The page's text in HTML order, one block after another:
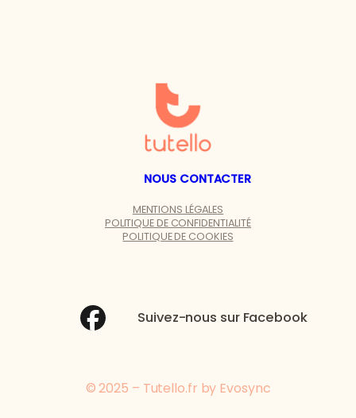
NOUS CONTACTER
MENTIONS LÉGALES
POLITIQUE DE CONFIDENTIALITÉ
POLITIQUE DE COOKIES
Suivez-nous sur Facebook
© 2025 – Tutello.fr by Evosync